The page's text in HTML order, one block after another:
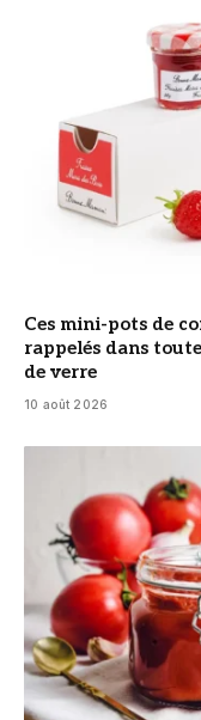
Ces mini-pots de
rappelés dans
de verre
10 août 2026